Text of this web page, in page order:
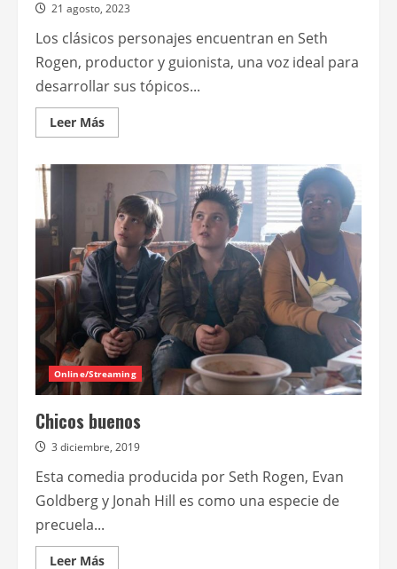
21 agosto, 2023
Los clásicos personajes encuentran en Seth
Rogen, productor y guionista, una voz ideal para
desarrollar sus tópicos...
Leer MásLeer
más
Tortugas
Ninja:
Caos
mutante
Online/Streaming
Chicos buenos
3 diciembre, 2019
Esta comedia producida por Seth Rogen, Evan
Goldberg y Jonah Hill es como una especie de
precuela...
Leer MásLeer